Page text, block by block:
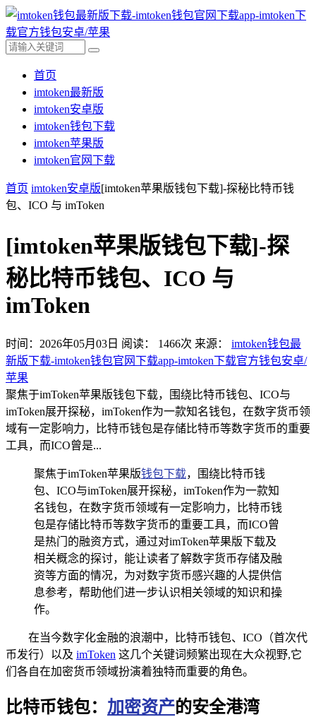
首页
imtoken最新版
imtoken安卓版
imtoken钱包下载
imtoken苹果版
imtoken官网下载
首页 imtoken安卓版[imtoken苹果版钱包下载]-探秘比特币钱
包、ICO 与 imToken
[imtoken苹果版钱包下载]-探
秘比特币钱包、ICO 与
imToken
时间：2026年05月03日 阅读： 1466次 来源： imtoken钱包最
新版下载-imtoken钱包官网下载app-imtoken下载官方钱包安卓/
苹果
聚焦于imToken苹果版钱包下载，围绕比特币钱包、ICO与
imToken展开探秘，imToken作为一款知名钱包，在数字货币领
域有一定影响力，比特币钱包是存储比特币等数字货币的重要
工具，而ICO曾是...
聚焦于imToken苹果版钱包下载，围绕比特币钱
包、ICO与imToken展开探秘，imToken作为一款知
名钱包，在数字货币领域有一定影响力，比特币钱
包是存储比特币等数字货币的重要工具，而ICO曾
是热门的融资方式，通过对imToken苹果版下载及
相关概念的探讨，能让读者了解数字货币存储及融
资等方面的情况，为对数字货币感兴趣的人提供信
息参考，帮助他们进一步认识相关领域的知识和操
作。
在当今数字化金融的浪潮中，比特币钱包、ICO（首次代
币发行）以及 imToken 这几个关键词频繁出现在大众视野,它
们各自在加密货币领域扮演着独特而重要的角色。
比特币钱包： 加密资产的安全港湾